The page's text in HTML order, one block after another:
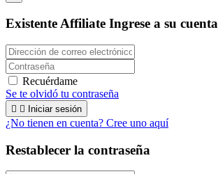
Existente Affiliate Ingrese a su cuenta
Recuérdame
Se te olvidó tu contraseña
  Iniciar sesión
¿No tienen en cuenta? Cree uno aquí
Restablecer la contraseña